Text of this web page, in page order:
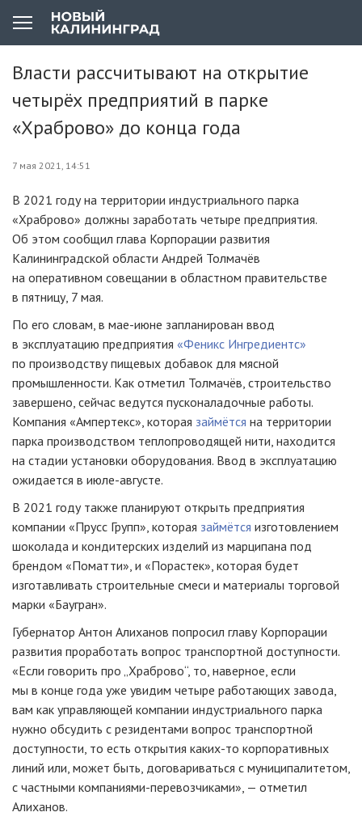
Власти рассчитывают на открытие
четырёх предприятий в парке
«Храброво» до конца года
7 мая 2021, 14:51
В 2021 году на территории индустриального парка
«Храброво» должны заработать четыре предприятия.
Об этом сообщил глава Корпорации развития
Калининградской области Андрей Толмачёв
на оперативном совещании в областном правительстве
в пятницу, 7 мая.
По его словам, в мае-июне запланирован ввод
в эксплуатацию предприятия «Феникс Ингредиентс»
по производству пищевых добавок для мясной
промышленности. Как отметил Толмачёв, строительство
завершено, сейчас ведутся пусконаладочные работы.
Компания «Ампертекс», которая займётся на территории
парка производством теплопроводящей нити, находится
на стадии установки оборудования. Ввод в эксплуатацию
ожидается в июле-августе.
В 2021 году также планируют открыть предприятия
компании «Прусс Групп», которая займётся изготовлением
шоколада и кондитерских изделий из марципана под
брендом «Поматти», и «Порастек», которая будет
изготавливать строительные смеси и материалы торговой
марки «Баугран».
Губернатор Антон Алиханов попросил главу Корпорации
развития проработать вопрос транспортной доступности.
«Если говорить про „Храброво“, то, наверное, если
мы в конце года уже увидим четыре работающих завода,
вам как управляющей компании индустриального парка
нужно обсудить с резидентами вопрос транспортной
доступности, то есть открытия каких-то корпоративных
линий или, может быть, договариваться с муниципалитетом,
с частными компаниями-перевозчиками», — отметил
Алиханов.